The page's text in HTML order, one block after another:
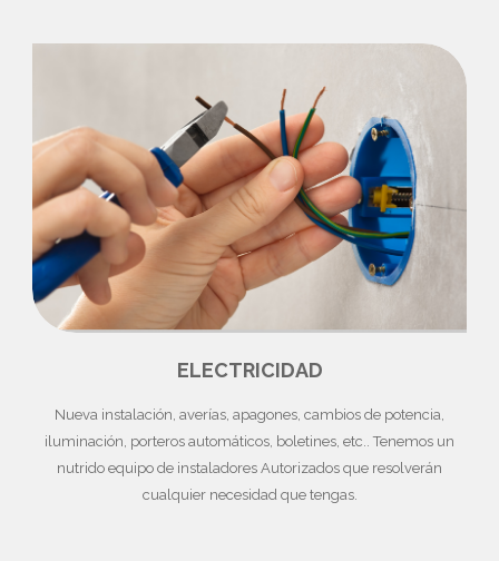
ELECTRICIDAD
Nueva instalación, averías, apagones, cambios de potencia,
iluminación, porteros automáticos, boletines, etc.. Tenemos un
nutrido equipo de instaladores Autorizados que resolverán
cualquier necesidad que tengas.